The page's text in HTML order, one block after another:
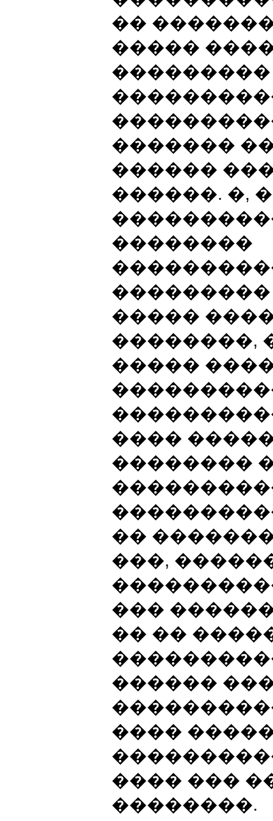
��
�����
�������
������
������. �,
��������
���������
�����
��������,
�����
����
��������
��
���,
���
�� ��
������
����
���� ���
��������.